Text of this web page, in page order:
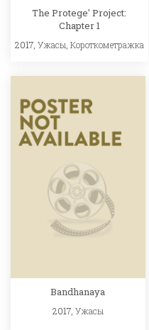
The Protege' Project:
Chapter 1
2017, Ужасы Короткометражка
Bandhanaya
2017, Ужасы